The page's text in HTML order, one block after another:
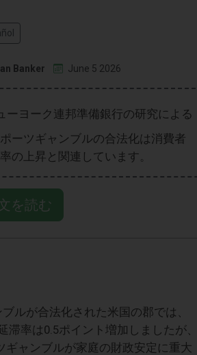
Banker June 5 2026
ーヨーク連邦準備銀行の研究による
ーツギャンブルの合法化は消費者
の上昇と関連しています。
を読む
ルが合法化された米国の郡では、
率は0.5ポイント増加しましたが、
ャンブルが家庭の財政安定に重大